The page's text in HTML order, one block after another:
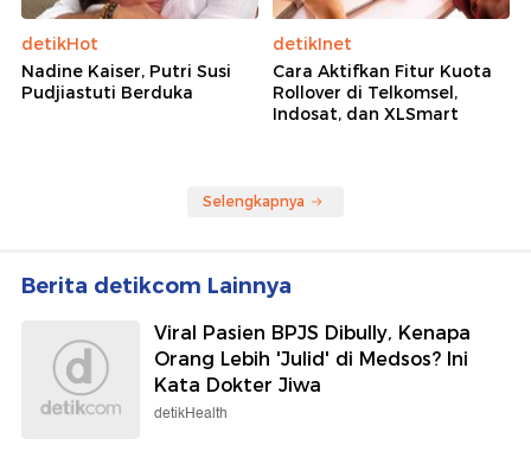
detikHot
Nadine Kaiser, Putri Susi
Pudjiastuti Berduka
detikInet
Cara Aktifkan Fitur Kuota
Rollover di Telkomsel,
Indosat, dan XLSmart
Selengkapnya
Berita detikcom Lainnya
Viral Pasien BPJS Dibully, Kenapa
Orang Lebih 'Julid' di Medsos? Ini
Kata Dokter Jiwa
detikHealth